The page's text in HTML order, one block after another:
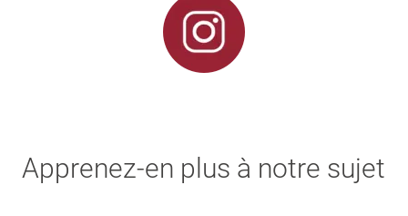
Apprenez-en plus à notre sujet